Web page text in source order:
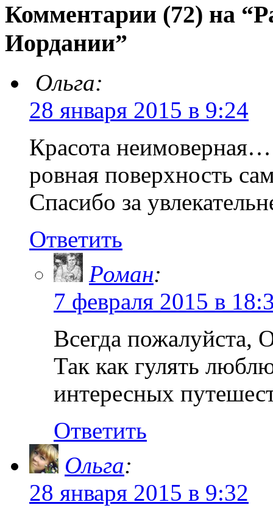
Комментарии (72) на
Иордании”
Ольга:
28 января 2015 в 9:24
Красота неимоверная…
ровная поверхность
Спасибо за
Ответить
Роман:
7 февраля 2015 в
Всегда пожалуйста,
Так как гулять
интересных
Ответить
Ольга:
28 января 2015 в 9:32